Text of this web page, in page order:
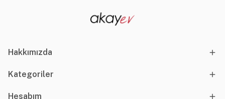
Hakkımızda
Kategoriler
Hesabım